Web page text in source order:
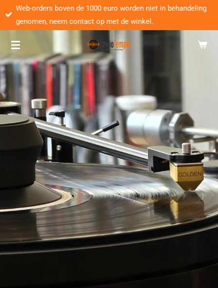
Ga
direct
de
hoofdinhoud
Web-orders boven de 1000 euro worden niet in behandeling
genomen, neem contact op met de winkel.